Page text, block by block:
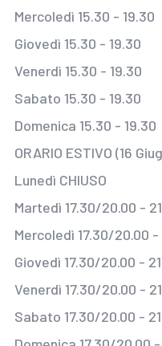
Mercoledì 15.30 - 19.30
Giovedì 15.30 - 19.30
Venerdì 15.30 - 19.30
Sabato 15.30 - 19.30
Domenica 15.30 - 19.30
ORARIO ESTIVO (16
Lunedì CHIUSO
Martedì 17.30/20.00 -
Mercoledì 17.30/20.00
Giovedì 17.30/20.00 -
Venerdì 17.30/20.00 -
Sabato 17.30/20.00 -